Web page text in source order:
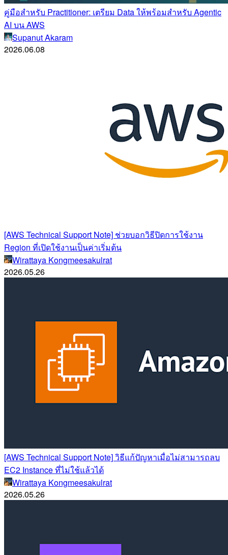
คู่มือสำหรับ Practitioner: เตรียม Data ให้พร้อมสำหรับ Agentic
AI บน AWS
Supanut Akaram
2026.06.08
[AWS Technical Support Note] ช่วยบอกวิธีปิดการใช้งาน
Region ที่เปิดใช้งานเป็นค่าเริ่มต้น
Wirattaya Kongmeesakulrat
2026.05.26
[AWS Technical Support Note] วิธีแก้ปัญหาเมื่อไม่สามารถลบ
EC2 Instance ที่ไม่ใช้แล้วได้
Wirattaya Kongmeesakulrat
2026.05.26